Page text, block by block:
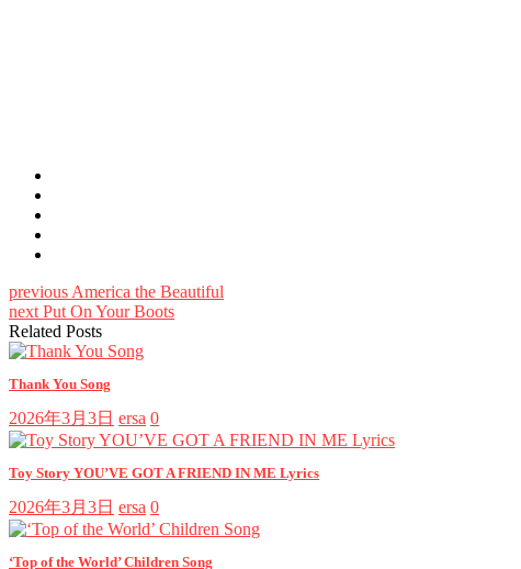
previous America the Beautiful
next Put On Your Boots
Related Posts
Thank You Song
2026年3月3日 ersa 0
Toy Story YOU’VE GOT A FRIEND IN ME Lyrics
2026年3月3日 ersa 0
‘Top of the World’ Children Song